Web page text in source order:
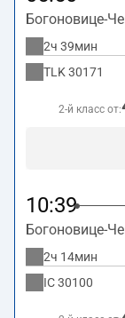
Богоновице-
2ч 39мин
TLK 30171
2-й класс от:
10:39
Богоновице-
2ч 14мин
IC30100